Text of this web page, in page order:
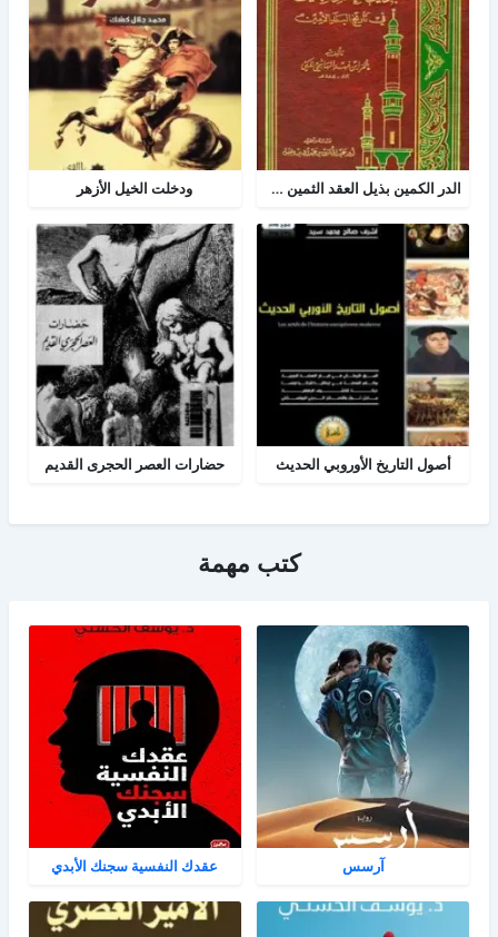
الدر الكمين بذيل العقد الثمين في تاريخ البلد الأمين ودخلت الخيل الأزهر
أصول التاريخ الأوروبي الحديث حضارات العصر الحجرى القديم
كتب مهمة
آرسس عقدك النفسية سجنك الأبدي